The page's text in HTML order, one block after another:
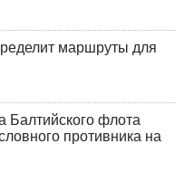
маршруты для
Балтийского флота
противника на